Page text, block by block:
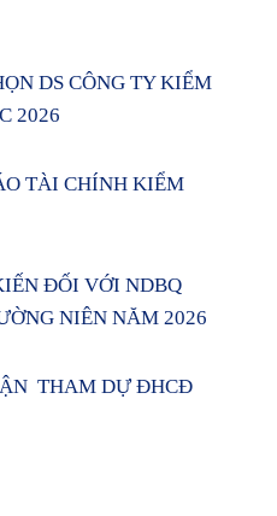
DS CÔNG TY KIỂM
2026
TÀI CHÍNH KIỂM
ĐỐI VỚI NDBQ
NIÊN NĂM 2026
THAM DỰ ĐHCĐ